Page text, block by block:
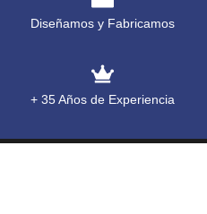
Diseñamos y Fabricamos
+ 35 Años de Experiencia